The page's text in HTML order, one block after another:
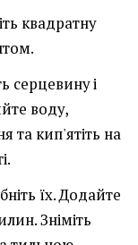
квадратну
серцевину і
воду,
та кип'ятіть на
їх. Додайте
Зніміть